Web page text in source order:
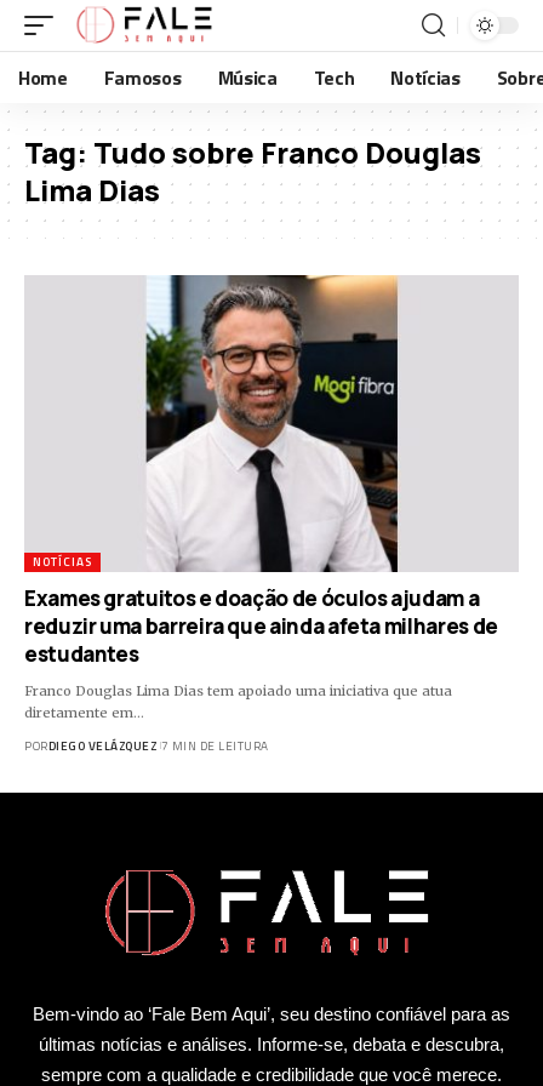
Home Famosos Música Tech Notícias
Tag: Tudo sobre Franco Douglas
Lima Dias
NOTÍCIAS
Exames gratuitos e doação de óculos ajudam a
reduzir uma barreira que ainda afeta milhares de
estudantes
Franco Douglas Lima Dias tem apoiado uma iniciativa que atua
diretamente em…
PORDIEGO VELÁZQUEZ 7 MIN DE LEITURA
Bem-vindo ao ‘Fale Bem Aqui’, seu destino confiável para as
últimas notícias e análises. Informe-se, debata e descubra,
sempre com a qualidade e credibilidade que você merece.